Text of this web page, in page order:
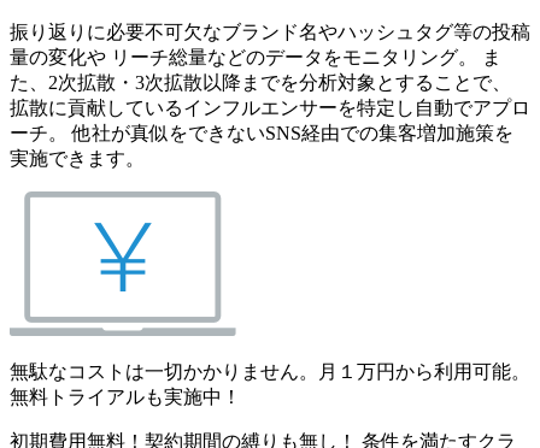
振り返りに必要不可欠なブランド名やハッシュタグ等の投稿
量の変化や リーチ総量などのデータをモニタリング。 ま
た、2次拡散・3次拡散以降までを分析対象とすることで、
拡散に貢献しているインフルエンサーを特定し自動でアプロ
ーチ。 他社が真似をできないSNS経由での集客増加施策を
実施できます。
無駄なコストは一切かかりません。月１万円から利用可能。
無料トライアルも実施中！
初期費用無料！契約期間の縛りも無し！ 条件を満たすクラ